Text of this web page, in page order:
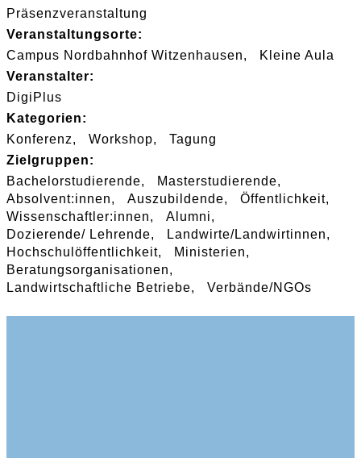
Präsenzveranstaltung
Veranstaltungsorte:
Campus Nordbahnhof Witzenhausen
Kleine Aula
Veranstalter:
DigiPlus
Kategorien:
Konferenz
Workshop
Tagung
Zielgruppen:
Bachelorstudierende
Masterstudierende
Absolvent:innen
Auszubildende
Öffentlichkeit
Wissenschaftler:innen
Alumni
Dozierende/ Lehrende
Landwirte/Landwirtinnen
Hochschulöffentlichkeit
Ministerien
Beratungsorganisationen
Landwirtschaftliche Betriebe
Verbände/NGOs